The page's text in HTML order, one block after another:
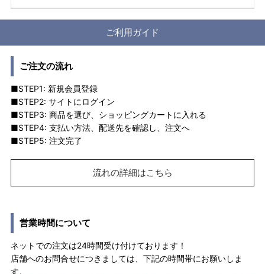
ご利用ガイド
ご注文の流れ
■STEP1: 新規会員登録
■STEP2: サイトにログイン
■STEP3: 商品を選び、ショッピングカートに入れる
■STEP4: 支払い方法、配送先を確認し、注文へ
■STEP5: 注文完了
流れの詳細はこちら
営業時間について
ネットでの注文は24時間受け付けております！
店舗へのお問合せにつきましては、下記の時間帯にお願いしま
す。